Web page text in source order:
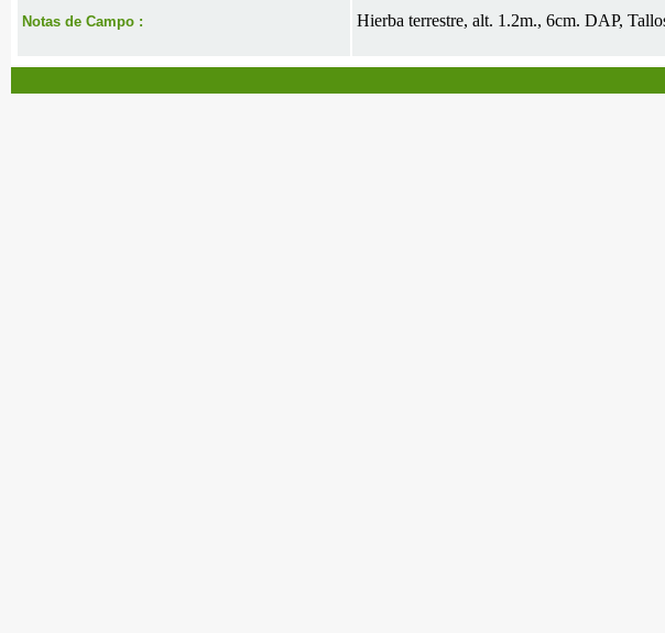
Notas de Campo : Hierba terrestre, alt. 1.2m., 6cm. DAP,